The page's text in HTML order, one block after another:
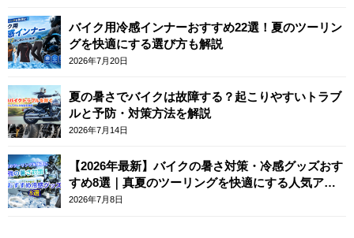
バイク用冷感インナーおすすめ22選！夏のツーリン
グを快適にする選び方も解説
2026年7月20日
夏の暑さでバイクは故障する？起こりやすいトラブ
ルと予防・対策方法を解説
2026年7月14日
【2026年最新】バイクの暑さ対策・冷感グッズおす
すめ8選｜真夏のツーリングを快適にする人気アイ
テム
2026年7月8日